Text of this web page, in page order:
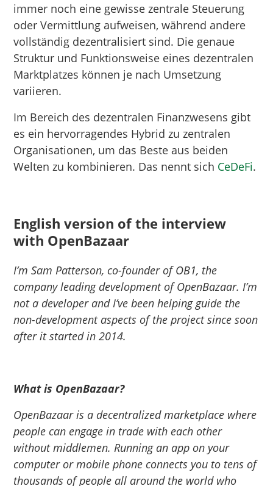
immer noch eine gewisse zentrale Steuerung
oder Vermittlung aufweisen, während andere
vollständig dezentralisiert sind. Die genaue
Struktur und Funktionsweise eines dezentralen
Marktplatzes können je nach Umsetzung
variieren.
Im Bereich des dezentralen Finanzwesens gibt
es ein hervorragendes Hybrid zu zentralen
Organisationen, um das Beste aus beiden
Welten zu kombinieren. Das nennt sich CeDeFi.
English version of the interview
with OpenBazaar
I’m Sam Patterson, co-founder of OB1, the
company leading development ofOpenBazaar. I’m
not a developer and I’ve been helping guide the
non-development aspects of the project since soon
after it started in 2014.
What is OpenBazaar?
OpenBazaaris a decentralized marketplace where
people can engage in trade with each other
without middlemen. Running an app on your
computer or mobile phone connects you to tens of
thousands of people all around the world who